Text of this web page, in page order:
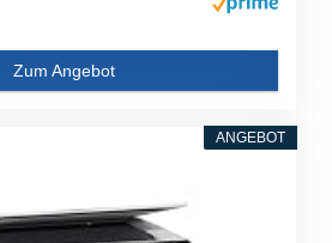
Zum Angebot
ANGEBOT